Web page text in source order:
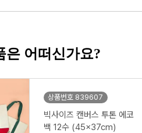
은 어떠신가요?
상품번호 839607
빅사이즈 캔버스 투톤 에코
백 12수 (45x37cm)